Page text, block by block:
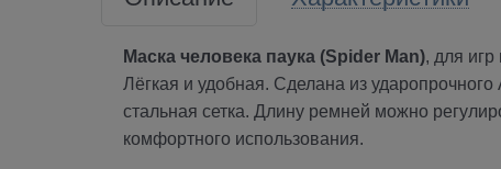
Маска человека паука (Spider Man), для игр
Лёгкая и удобная. Сделана из
стальная сетка. Длину ремней можно
комфортного использования.